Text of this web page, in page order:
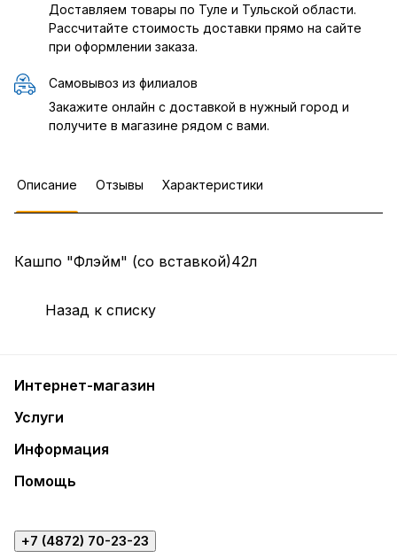
Доставляем товары по Туле и Тульской области.
Рассчитайте стоимость доставки прямо на сайте
при оформлении заказа.
Самовывоз из филиалов
Закажите онлайн с доставкой в нужный город и
получите в магазине рядом с вами.
Описание Отзывы Характеристики
Кашпо "Флэйм" (со вставкой)42л
Назад к списку
Интернет-магазин
Услуги
Информация
Помощь
+7 (4872) 70-23-23